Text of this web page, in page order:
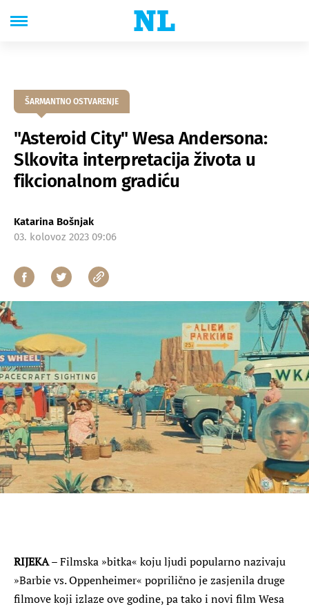
ŠARMANTNO OSTVARENJE
"Asteroid City" Wesa Andersona:
Slkovita interpretacija života u
fikcionalnom gradiću
Katarina Bošnjak
03. kolovoz 2023 09:06
RIJEKA– Filmska »bitka« koju ljudi popularno nazivaju
»Barbie vs. Oppenheimer« poprilično je zasjenila druge
filmove koji izlaze ove godine, pa tako i novi film Wesa